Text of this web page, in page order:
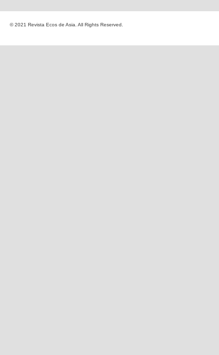
© 2021 Revista Ecos de Asia. All Rights Reserved.